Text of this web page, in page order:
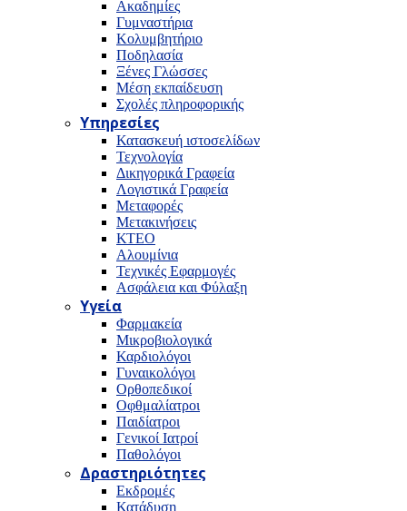
Ακαδημίες
Γυμναστήρια
Κολυμβητήριο
Ποδηλασία
Ξένες Γλώσσες
Μέση εκπαίδευση
Σχολές πληροφορικής
Υπηρεσίες
Κατασκευή ιστοσελίδων
Τεχνολογία
Δικηγορικά Γραφεία
Λογιστικά Γραφεία
Μεταφορές
Μετακινήσεις
ΚΤΕΟ
Αλουμίνια
Τεχνικές Εφαρμογές
Ασφάλεια και Φύλαξη
Υγεία
Φαρμακεία
Μικροβιολογικά
Καρδιολόγοι
Γυναικολόγοι
Ορθοπεδικοί
Οφθμαλίατροι
Παιδίατροι
Γενικοί Ιατροί
Παθολόγοι
Δραστηριότητες
Εκδρομές
Κατάδυση